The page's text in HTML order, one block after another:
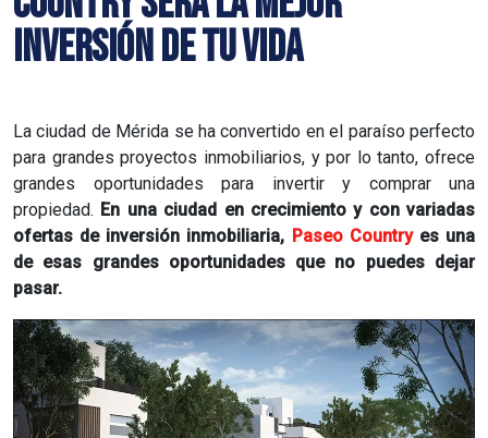
INVERSIÓN DE TU VIDA
La ciudad de Mérida se ha convertido en el paraíso perfecto
para grandes proyectos inmobiliarios, y por lo tanto, ofrece
grandes oportunidades para invertir y comprar una
propiedad. En una ciudad en crecimiento y con variadas
ofertas de inversión inmobiliaria, Paseo Countryes una
de esas grandes oportunidades que no puedes dejar
pasar.